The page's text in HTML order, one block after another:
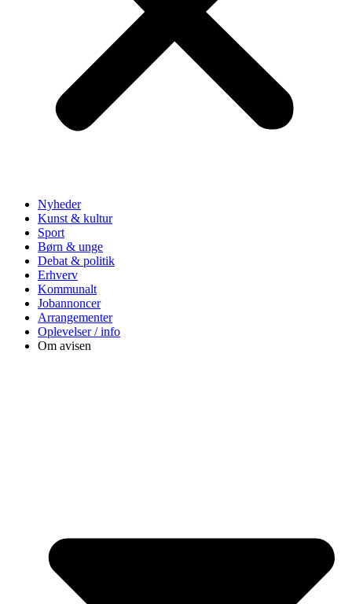
Nyheder
Kunst & kultur
Sport
Børn & unge
Debat & politik
Erhverv
Kommunalt
Jobannoncer
Arrangementer
Oplevelser / info
Om avisen